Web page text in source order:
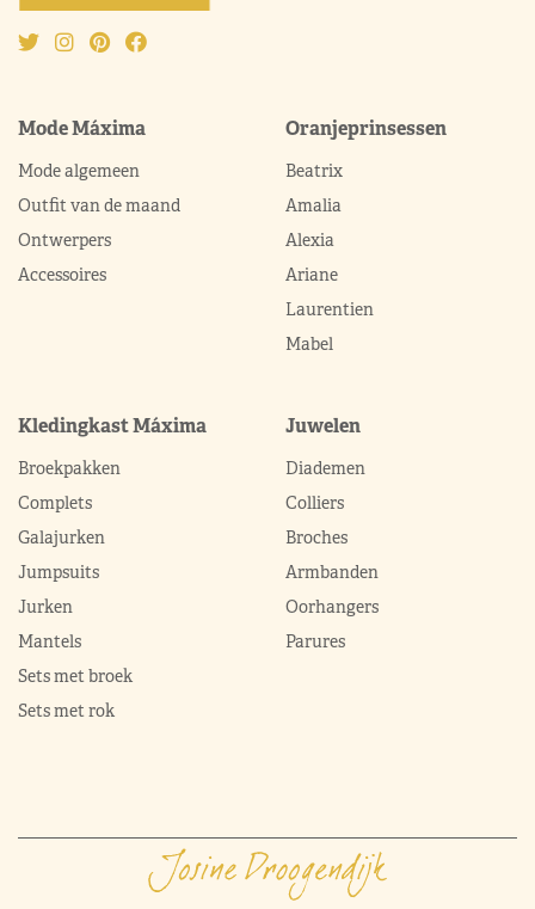
Mode Máxima
Mode algemeen
Outfit van de maand
Ontwerpers
Accessoires
Oranjeprinsessen
Beatrix
Amalia
Alexia
Ariane
Laurentien
Mabel
Kledingkast Máxima
Broekpakken
Complets
Galajurken
Jumpsuits
Jurken
Mantels
Sets met broek
Sets met rok
Juwelen
Diademen
Colliers
Broches
Armbanden
Oorhangers
Parures